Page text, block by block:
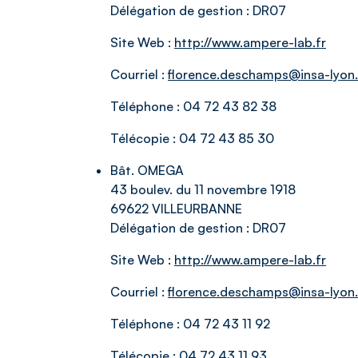
Délégation de gestion : DR07
Site Web : http://www.ampere-lab.fr
Courriel :florence.deschamps@insa-
Téléphone : 04 72 43 82 38
Télécopie : 04 72 43 85 30
Bât. OMEGA
43 boulev. du 11 novembre 1918
69622 VILLEURBANNE
Délégation de gestion : DR07
Site Web : http://www.ampere-lab.fr
Courriel :florence.deschamps@insa-
Téléphone : 04 72 43 11 92